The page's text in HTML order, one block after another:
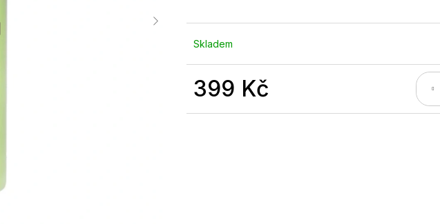
Skladem
399 Kč